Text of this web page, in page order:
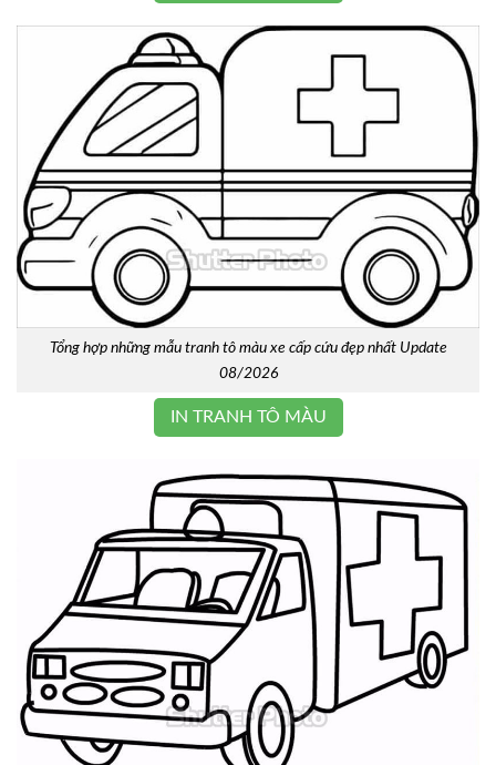
Tổng hợp những mẫu tranh tô màu xe cấp cứu đẹp nhất Update
08/2026
IN TRANH TÔ MÀU